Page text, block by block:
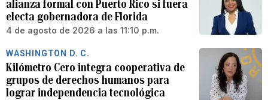
alianza formal con Puerto Rico si fuera
electa gobernadora de Florida
4 de agosto de 2026 a las 11:10 p.m.
WASHINGTON D. C.
Kilómetro Cero integra cooperativa de
grupos de derechos humanos para
lograr independencia tecnológica